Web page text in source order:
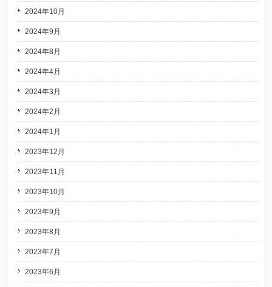
2024年10月
2024年9月
2024年8月
2024年4月
2024年3月
2024年2月
2024年1月
2023年12月
2023年11月
2023年10月
2023年9月
2023年8月
2023年7月
2023年6月